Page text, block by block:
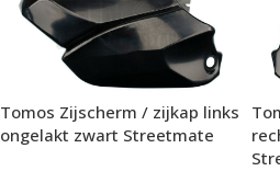
Tomos Zijscherm / zijkap links
ongelakt zwart Streetmate